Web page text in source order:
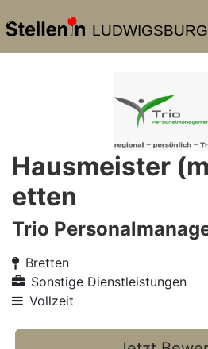
LUDWIGSBURG
Hausmeister
etten
Trio
Bretten
Sonstige Dienstleistungen
Vollzeit